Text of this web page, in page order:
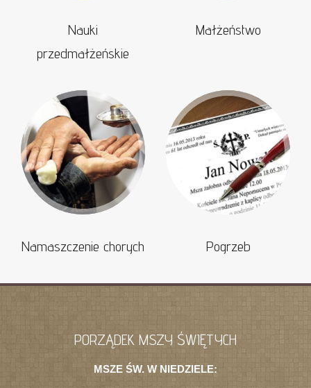
Nauki
przedmałżeńskie
Małżeństwo
Namaszczenie chorych Pogrzeb
PORZĄDEK MSZY ŚWIĘTYCH
MSZE ŚW. W NIEDZIELE: